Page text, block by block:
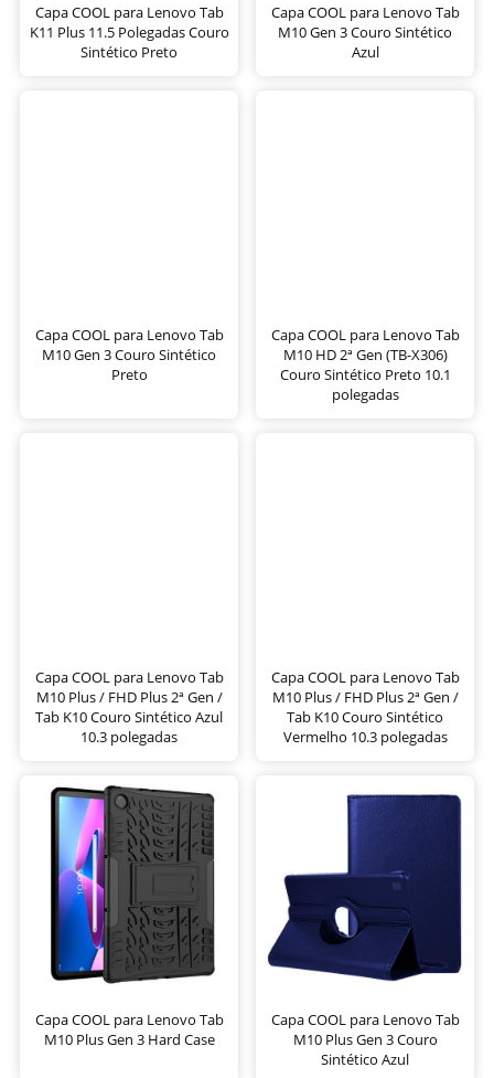
Capa COOL para Lenovo Tab
K11 Plus 11.5 Polegadas Couro
Sintético Preto
Capa COOL para Lenovo Tab
M10 Gen 3 Couro Sintético
Azul
Capa COOL para Lenovo Tab
M10 Gen 3 Couro Sintético
Preto
Capa COOL para Lenovo Tab
M10 HD 2ª Gen (TB-X306)
Couro Sintético Preto 10.1
polegadas
Capa COOL para Lenovo Tab
M10 Plus / FHD Plus 2ª Gen /
Tab K10 Couro Sintético Azul
10.3 polegadas
Capa COOL para Lenovo Tab
M10 Plus / FHD Plus 2ª Gen /
Tab K10 Couro Sintético
Vermelho 10.3 polegadas
Capa COOL para Lenovo Tab
M10 Plus Gen 3 Hard Case
Capa COOL para Lenovo Tab
M10 Plus Gen 3 Couro
Sintético Azul